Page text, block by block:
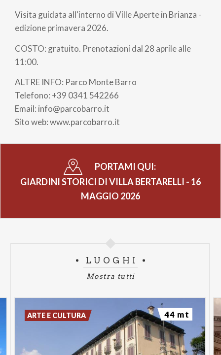
di
pane
Visita guidata all'interno di Ville Aperte in Brianza -
edizione primavera 2026.
COSTO: gratuito. Prenotazioni dal 28 aprile alle
11:00.
ALTRE INFO: Parco Monte Barro
Telefono: +39 0341 542266
Email: info@parcobarro.it
Sito web: www.parcobarro.it
PORTAMI QUI:
GIARDINI STORICI DI VILLA BERTARELLI - 16
MAGGIO 2026
LUOGHI
Mostra tutti
ARTE E CULTURA 44 mt